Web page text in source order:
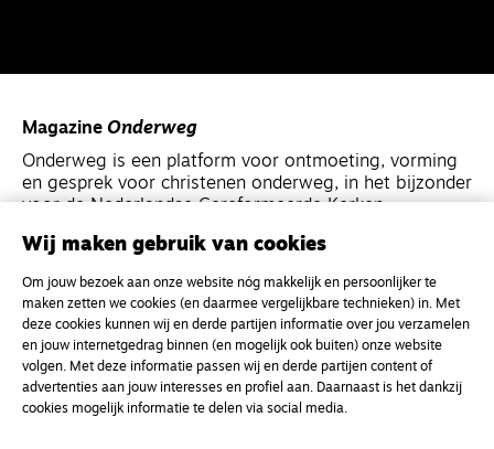
Magazine Onderweg
Onderweg is een platform voor ontmoeting, vorming
en gesprek voor christenen onderweg, in het bijzonder
voor de Nederlandse Gereformeerde Kerken.
Kvk-nummer 33277063
NL46 INGB 0117 5827 86
info@onderwegonline.nl
Wij maken gebruik van cookies
Om jouw bezoek aan onze website nóg makkelijk en persoonlijker te
maken zetten we cookies (en daarmee vergelijkbare technieken) in. Met
deze cookies kunnen wij en derde partijen informatie over jou verzamelen
en jouw internetgedrag binnen (en mogelijk ook buiten) onze website
volgen. Met deze informatie passen wij en derde partijen content of
advertenties aan jouw interesses en profiel aan. Daarnaast is het dankzij
cookies mogelijk informatie te delen via social media.